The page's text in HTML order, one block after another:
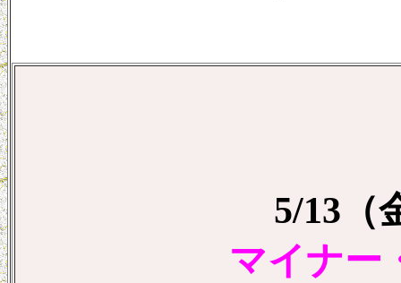
5/13（
マイナー